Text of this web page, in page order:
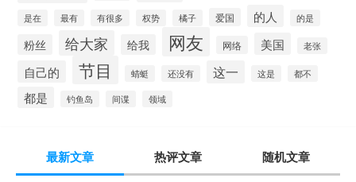
是在 最有 有很多 权势 橘子 爱国 的人 的是
粉丝 给大家 给我 网友 网络 美国 老张
自己的 节目 蜻蜓 还没有 这一 这是 都不
都是 钓鱼岛 间谍 领域
最新文章 热评文章 随机文章